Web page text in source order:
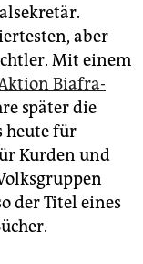
aber
Mit einem
Biafra-
später die
heute für
Kurden und
der Titel eines